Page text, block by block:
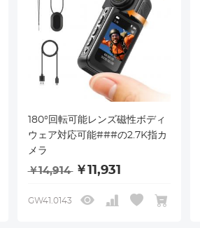
180°回転可能レンズ磁性ボディ
ウェア対応可能###の2.7K指カ
メラ
￥14,914 ￥11,931
GW41.0143